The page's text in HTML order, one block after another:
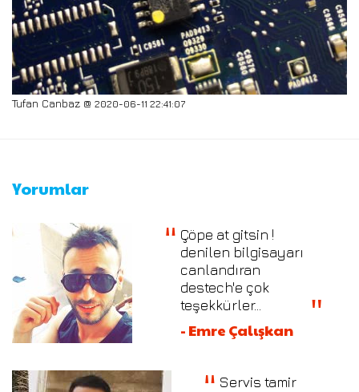
Tufan Canbaz @ 2020-06-11 22:41:07
Yorumlar
Çöpe at gitsin !
denilen bilgisayarı
canlandıran
destech'e çok
teşekkürler...
- Emre Çalışkan
Servis tamir